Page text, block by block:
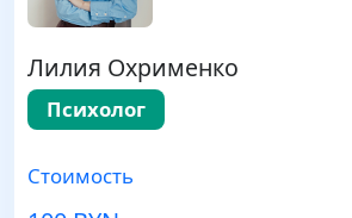
Лилия Охрименко
Психолог
Стоимость